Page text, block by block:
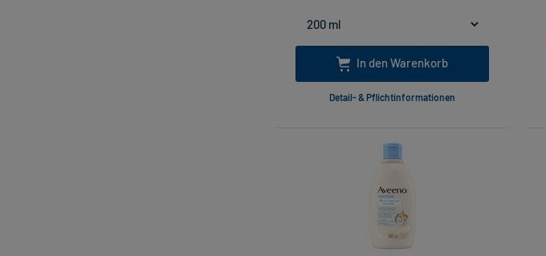
In den Warenkorb
Detail- & Pflichtinformationen